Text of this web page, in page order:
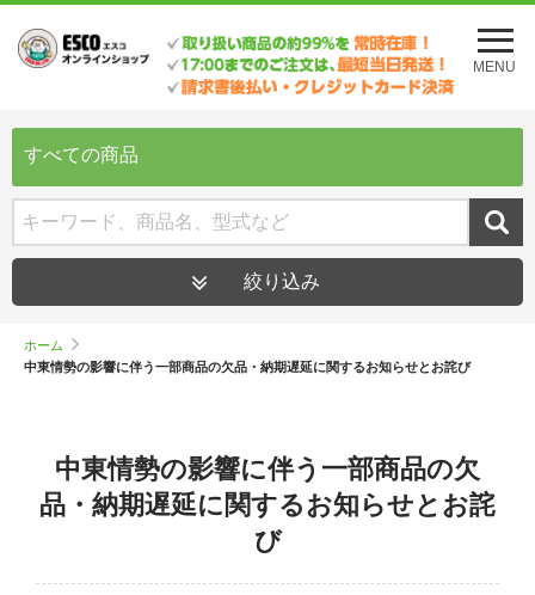
メ
ニ
ュ
を
MENU
すべての商品
絞り込み
ホーム
中東情勢の影響に伴う一部商品の欠品・納期遅延に関するお知らせとお詫び
中東情勢の影響に伴う一部商品の欠
品・納期遅延に関するお知らせとお詫
び